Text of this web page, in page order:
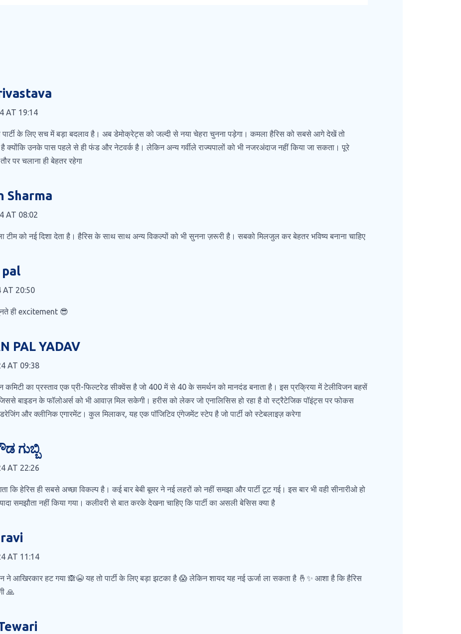
AT 19:14
पार्टी के लिए सच में बड़ा बदलाव है। अब डेमोक्रेट्स को जल्दी से नया चेहरा चुनना पड़ेगा। कमला हैरिस को सबसे आगे देखें तो
है क्योंकि उनके पास पहले से ही फंड और नेटवर्क है। लेकिन अन्य गर्वीले राज्यपालों को भी नजरअंदाज नहीं किया जा सकता। पूरे
पर चलाना ही बेहतर रहेगा
Sharma
AT 08:02
टीम को नई दिशा देता है। हैरिस के साथ साथ अन्य विकल्पों को भी सुनना ज़रूरी है। सबको मिलजुल कर बेहतर भविष्य बनाना चाहिए
AT 20:50
ही excitement 😎
PAL YADAV
AT 09:38
कमिटी का प्रस्ताव एक प्री-फिल्टरेड सीक्वेंस है जो 400 में से 40 के समर्थन को मानदंड बनाता है। इस प्रक्रिया में टेलीविजन बहसें
जिससे बाइडन के फॉलोअर्स को भी आवाज़ मिल सकेगी। हरीस को लेकर जो एनालिसिस हो रहा है वो स्ट्रैटेजिक पॉइंट्स पर फोकस
और क्लीनिक एगारमेंट। कुल मिलाकर, यह एक पॉजिटिव एंगेजमेंट स्टेप है जो पार्टी को स्टेबलाइज़ करेगा
ಗುಬ್ಬಿ
AT 22:26
कि हेरिस ही सबसे अच्छा विकल्प है। कई बार बेबी बूमर ने नई लहरों को नहीं समझा और पार्टी टूट गई। इस बार भी वही सीनारीओ हो
समझौता नहीं किया गया। कलीवरी से बात करके देखना चाहिए कि पार्टी का असली बेसिस क्या है
AT 11:14
ने आखिरकार हट गया 🙈😭 यह तो पार्टी के लिए बड़ा झटका है 😱 लेकिन शायद यह नई ऊर्जा ला सकता है 🤞✨ आशा है कि हैरिस
🙏